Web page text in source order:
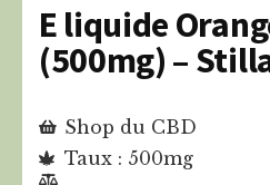
E liquide
(500mg) –
Shop du CBD
Taux : 500mg